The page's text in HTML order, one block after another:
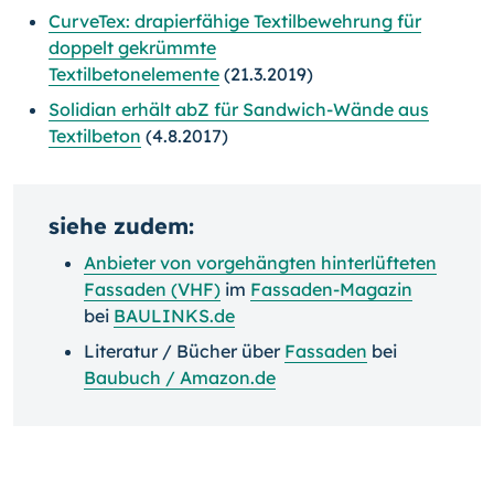
CurveTex: drapierfähige Textilbewehrung für
doppelt gekrümmte
Textilbetonelemente (21.3.2019)
Solidian erhält abZ für Sandwich-Wände aus
Textilbeton (4.8.2017)
siehe zudem:
Anbieter von vorgehängten hinterlüfteten
Fassaden (VHF) im Fassaden-Magazin
bei BAULINKS.de
Literatur / Bücher über Fassaden bei
Baubuch / Amazon.de